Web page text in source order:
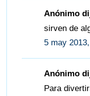
Anónimo
sirven de
5 may
Anónimo
Para